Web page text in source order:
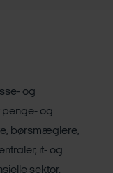
og
og
børsmæglere,
it- og
sektor.